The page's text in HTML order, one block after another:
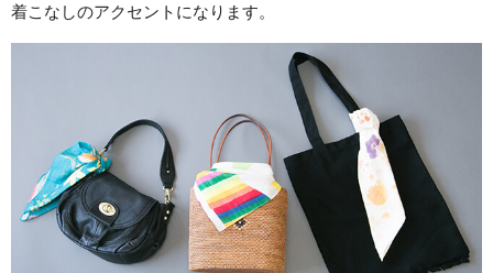
着こなしのアクセントになります。